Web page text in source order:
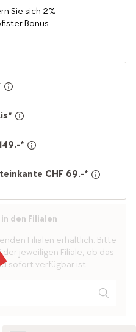
Sie sich 2%
Bonus.
*
CHF 69.-*
den Filialen
Filialen erhältlich. Bitte
jeweiligen Filiale, ob das
sofort verfügbar ist.